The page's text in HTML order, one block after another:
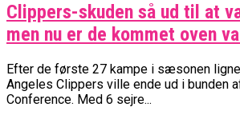
Clippers-skuden så ud til at
men nu er de kommet oven
Efter de første 27 kampe i sæsonen
Angeles Clippers ville ende ud i bunden
Conference. Med 6 sejre...